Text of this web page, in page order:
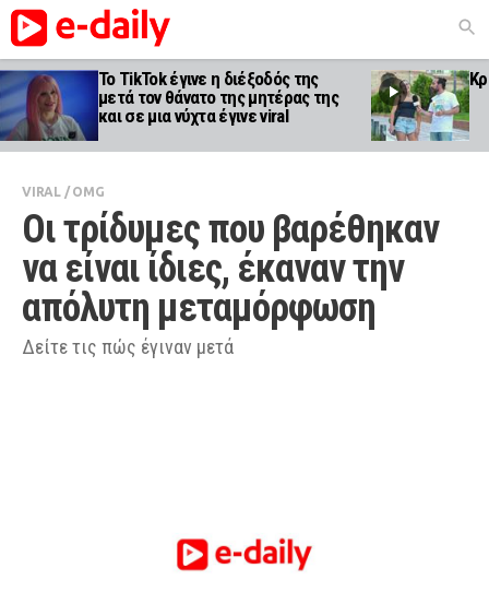
Το TikTok έγινε η διέξοδός της
μετά τον θάνατο της μητέρας της
και σε μια νύχτα έγινε viral
VIRAL/OMG
Οι τρίδυμες που βαρέθηκαν
να είναι ίδιες, έκαναν την
απόλυτη μεταμόρφωση
Δείτε τις πώς έγιναν μετά